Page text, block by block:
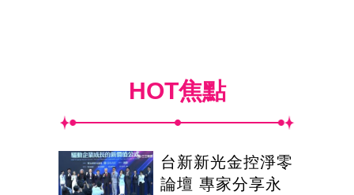
HOT焦點
台新新光金控淨零
論壇 專家分享永